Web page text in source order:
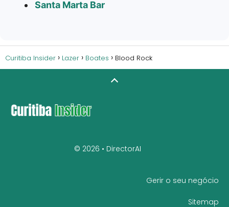
Santa Marta Bar
Curitiba Insider Lazer Boates Blood Rock
© 2026 • DirectorAI
Gerir o seu negócio
Sitemap